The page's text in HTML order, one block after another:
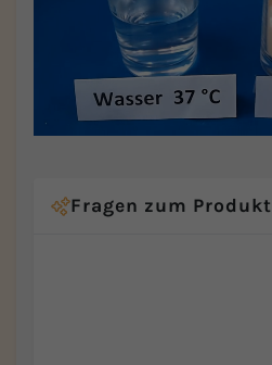
Fragen zum Produkt